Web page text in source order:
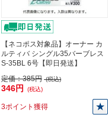
【ネコポス対象品】オーナー カ
ルティバ シングル35バーブレス
S-35BL 6号【即日発送】
定価：385円 (税込)
346円 (税込)
3ポイント獲得